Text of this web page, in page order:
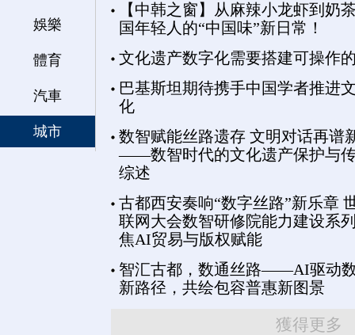
娛樂
體育
汽車
城市
【中韩之窗】从麻辣小龙虾到奶
国年轻人的“中国味”新日常！
文化遗产数字化需要搭建可操作
巴基斯坦期待携手中国学者推进
化
数智赋能丝路遗存 文明对话再谱
——数智时代的文化遗产保护与
综述
古都西安奏响“数字丝路”新乐章
联网大会数智研修院能力建设系
焦AI贸易与版权赋能
智汇古都，数通丝路——AI驱动
新路径，共绘包容普惠新图景
獲得更多